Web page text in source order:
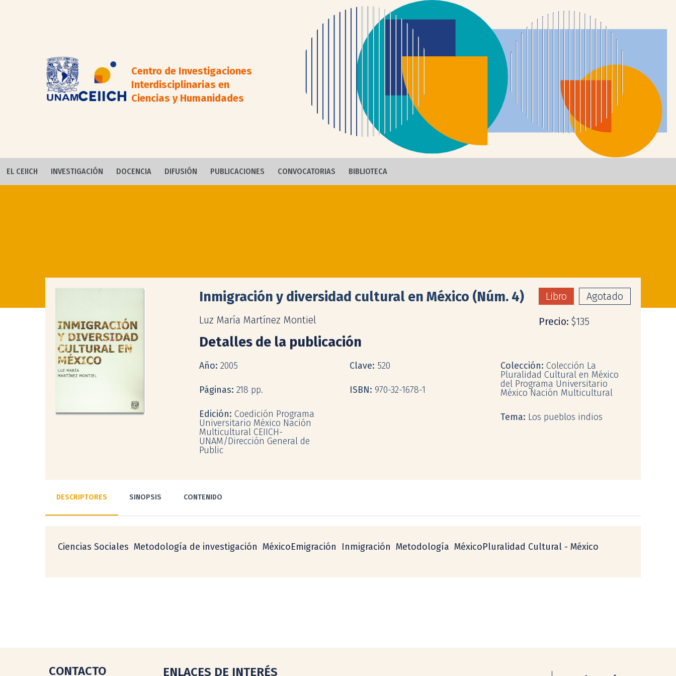
Centro de Investigaciones
Interdisciplinarias en
Ciencias y Humanidades
EL CEIICH INVESTIGACIÓN DOCENCIA DIFUSIÓN PUBLICACIONES CONVOCATORIAS BIBLIOTECA
Inmigración y diversidad cultural en México (Núm. 4)
Luz María Martínez Montiel
Libro Agotado
Precio: $135
Detalles de la publicación
Año: 2005
Páginas: 218 pp.
Edición: Coedición Programa
Universitario México Nación
Multicultural CEIICH-
UNAM/Dirección General de
Public
Clave: 520
ISBN: 970-32-1678-1
Colección: Colección La
Pluralidad Cultural en México
del Programa Universitario
México Nación Multicultural
Tema: Los pueblos indios
DESCRIPTORES SINOPSIS CONTENIDO
Ciencias Sociales  Metodología de investigación  MéxicoEmigración  Inmigración  Metodología  MéxicoPluralidad Cultural - México
CONTACTO ENLACES DE INTERÉS